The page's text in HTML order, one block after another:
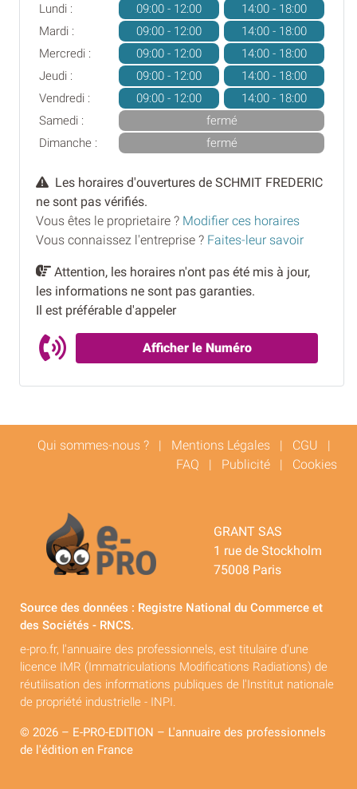
Lundi : 09:00 - 12:00
14:00 - 18:00
Mardi :
09:00 - 12:00
14:00 - 18:00
Mercredi :
09:00 - 12:00
14:00 - 18:00
Jeudi :
09:00 - 12:00
14:00 - 18:00
Vendredi :
09:00 - 12:00
14:00 - 18:00
Samedi :
fermé
Dimanche :
fermé
Les horaires d'ouvertures de SCHMIT FREDERIC
ne sont pas vérifiés.
Vous êtes le proprietaire ? Modifier ces horaires
Vous connaissez l'entreprise ? Faites-leur savoir
Attention, les horaires n'ont pas été mis à jour,
les informations ne sont pas garanties.
Il est préférable d'appeler
Afficher le Numéro
Qui sommes-nous ? | Mentions Légales | CGU |
FAQ | Publicité | Cookies
GRANT SAS
1 rue de Stockholm
75008 Paris
Source des données : Registre National du Commerce et
des Sociétés - RNCS.
e-pro.fr, l'annuaire des professionnels, est titulaire d'une
licence IMR (Immatriculations Modifications Radiations) de
réutilisation des informations publiques de l'Institut nationale
de propriété industrielle - INPI.
© 2026 – E-PRO-EDITION – L'annuaire des professionnels
de l'édition en France